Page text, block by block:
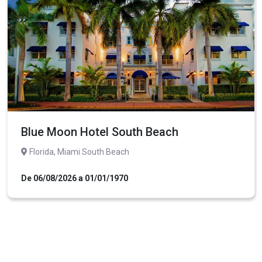
Blue Moon Hotel South Beach
Florida, Miami South Beach
De 06/08/2026 a 01/01/1970